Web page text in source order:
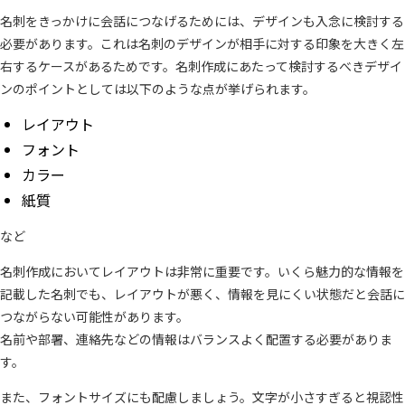
名刺をきっかけに会話につなげるためには、デザインも入念に検討する
必要があります。これは名刺のデザインが相手に対する印象を大きく左
右するケースがあるためです。名刺作成にあたって検討するべきデザイ
ンのポイントとしては以下のような点が挙げられます。
レイアウト
フォント
カラー
紙質
など
名刺作成においてレイアウトは非常に重要です。いくら魅力的な情報を
記載した名刺でも、レイアウトが悪く、情報を見にくい状態だと会話に
つながらない可能性があります。
名前や部署、連絡先などの情報はバランスよく配置する必要がありま
す。
また、フォントサイズにも配慮しましょう。文字が小さすぎると視認性